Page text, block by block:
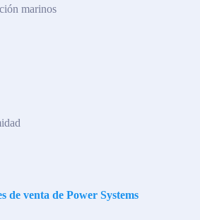
marinos
de venta de Power Systems